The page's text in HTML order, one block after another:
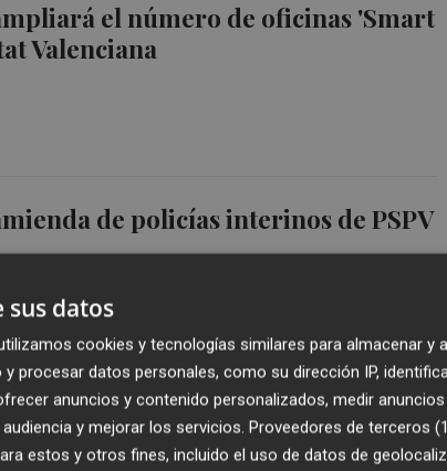
el número de oficinas 'Smart
Valenciana
de policías interinos de PSPV
José Ignacio Comenge vuelve
en Ebro Foods
sus datos
cookies y tecnologías similares para almacenar y
procesar datos personales, como su dirección IP,
anuncios y contenido personalizados, medir
y mejorar los servicios. Proveedores de terceros
estos y otros fines, incluido el uso de datos de